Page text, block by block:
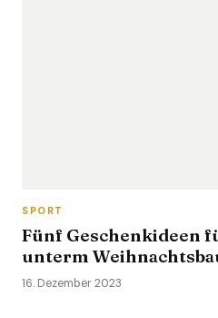
SPORT
Fünf Geschenkideen
unterm
16. Dezember 2023